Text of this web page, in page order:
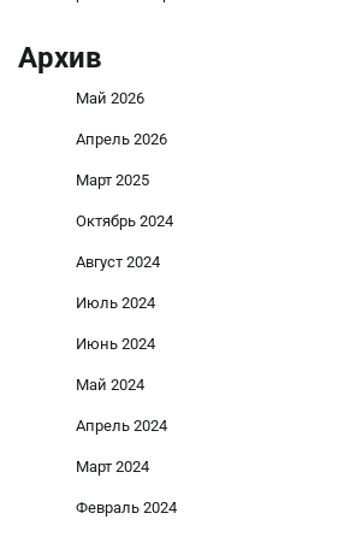
Архив
Май 2026
Апрель 2026
Март 2025
Октябрь 2024
Август 2024
Июль 2024
Июнь 2024
Май 2024
Апрель 2024
Март 2024
Февраль 2024